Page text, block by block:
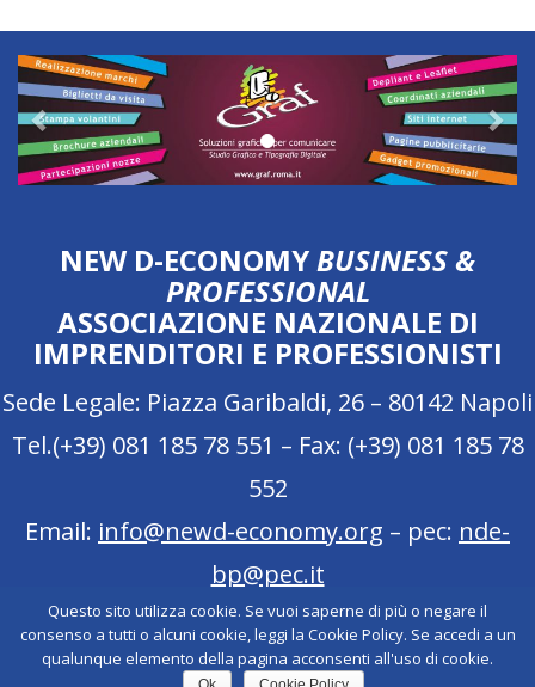
Previous
NEW D-ECONOMYBUSINESS &
PROFESSIONAL
ASSOCIAZIONE NAZIONALE DI
IMPRENDITORI E PROFESSIONISTI
Sede Legale: Piazza Garibaldi, 26 – 80142 Napoli
Tel.(+39) 081 185 78 551 – Fax: (+39) 081 185 78
552
Email: info@newd-economy.org – pec: nde-
bp@pec.it
Cookie Policy
Questo sito utilizza cookie. Se vuoi saperne di più o negare il
consenso a tutti o alcuni cookie, leggi la Cookie Policy. Se accedi a un
qualunque elemento della pagina acconsenti all'uso di cookie.